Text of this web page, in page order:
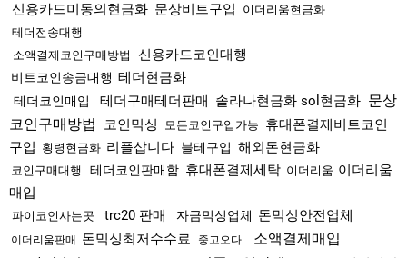
신용카드미동의현금화 문상비트구입
이더리움현금화
테더전송대행
소액결제코인구매방법
신용카드코인대행
비트코인송금대행 테더현금화
테더코인매입 테더구매테더판매 솔라나현금화 sol현금화 문상
코인구매방법
코인믹싱 모든코인구입가능 휴대폰결제비트코인
구입 횡령현금화 리플삽니다 블테구입 해외돈현금화
코인구매대행 테더코인판매함 휴대폰결제세탁 이더리움 이더리움
매입
파이코인사는곳 trc20 판매 자금믹싱업체 돈믹싱안전업체
이더리움판매 돈믹싱최저수수료 중고오다
소액결제매입